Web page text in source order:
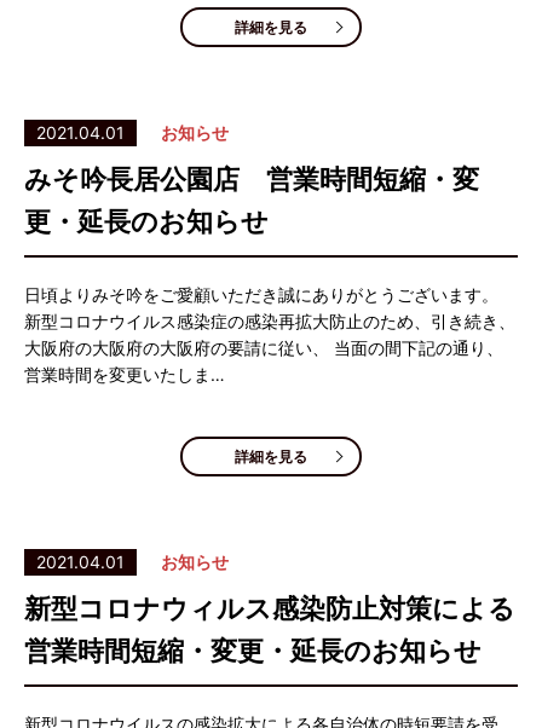
詳細を見る
2021.04.01 お知らせ
みそ吟長居公園店 営業時間短縮・変
更・延長のお知らせ
日頃よりみそ吟をご愛顧いただき誠にありがとうございます。
新型コロナウイルス感染症の感染再拡大防止のため、引き続き、
大阪府の大阪府の大阪府の要請に従い、 当面の間下記の通り、
営業時間を変更いたしま…
詳細を見る
2021.04.01 お知らせ
新型コロナウィルス感染防止対策による
営業時間短縮・変更・延長のお知らせ
新型コロナウイルスの感染拡大による各自治体の時短要請を受